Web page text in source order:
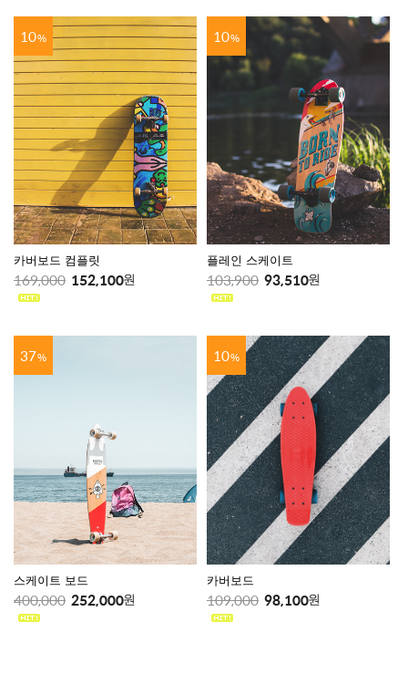
10%
카버보드 컴플릿
169,000 152,100원
10%
플레인 스케이트
103,900 93,510원
37%
스케이트 보드
400,000 252,000원
10%
카버보드
109,000 98,100원